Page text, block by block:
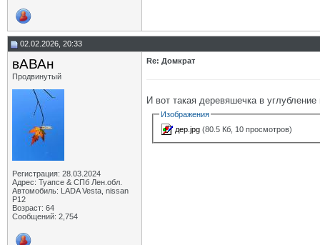
02.02.2026, 20:33
вАВАн
Продвинутый
Регистрация: 28.03.2024
Адрес: Туапсе & СПб Лен.обл.
Автомобиль: LADA Vesta, nissan
P12
Возраст: 64
Сообщений: 2,754
Re: Домкрат
И вот такая деревяшечка в углубление
Изображения
дер.jpg (80.5 Кб, 10 просмотров)